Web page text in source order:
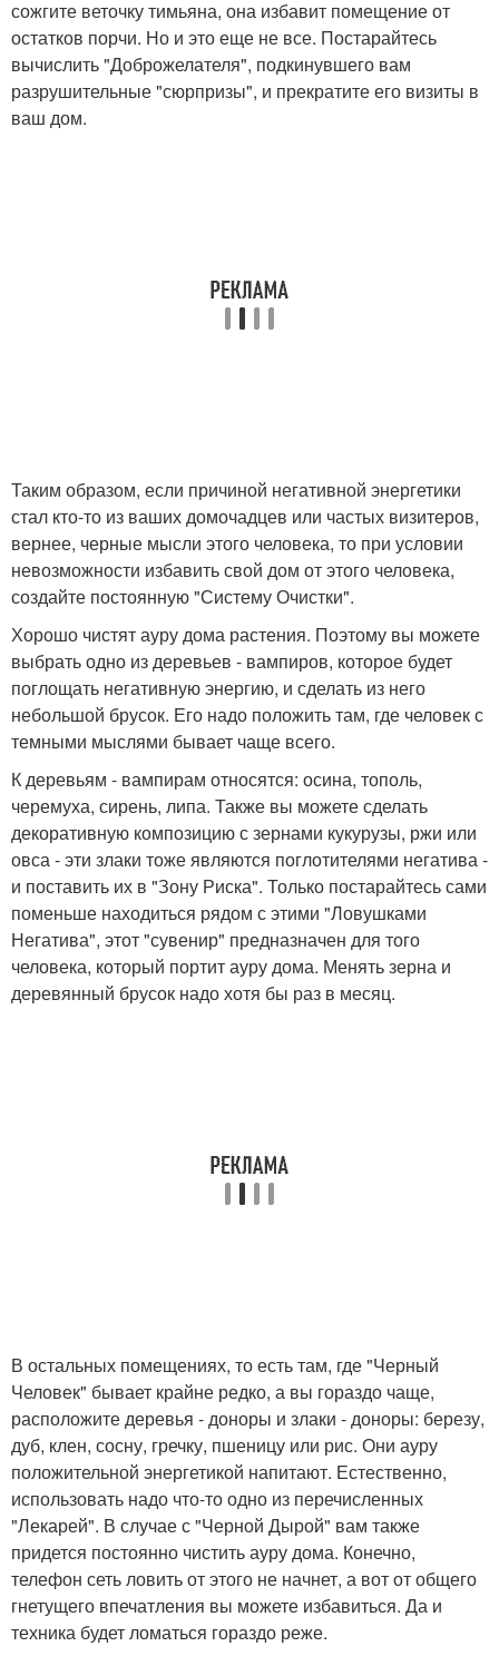
сожгите веточку тимьяна, она избавит помещение от
остатков порчи. Но и это еще не все. Постарайтесь
вычислить "Доброжелателя", подкинувшего вам
разрушительные "сюрпризы", и прекратите его визиты в
ваш дом.
Таким образом, если причиной негативной энергетики
стал кто-то из ваших домочадцев или частых визитеров,
вернее, черные мысли этого человека, то при условии
невозможности избавить свой дом от этого человека,
создайте постоянную "Систему Очистки".
Хорошо чистят ауру дома растения. Поэтому вы можете
выбрать одно из деревьев - вампиров, которое будет
поглощать негативную энергию, и сделать из него
небольшой брусок. Его надо положить там, где человек с
темными мыслями бывает чаще всего.
К деревьям - вампирам относятся: осина, тополь,
черемуха, сирень, липа. Также вы можете сделать
декоративную композицию с зернами кукурузы, ржи или
овса - эти злаки тоже являются поглотителями негатива -
и поставить их в "Зону Риска". Только постарайтесь сами
поменьше находиться рядом с этими "Ловушками
Негатива", этот "сувенир" предназначен для того
человека, который портит ауру дома. Менять зерна и
деревянный брусок надо хотя бы раз в месяц.
В остальных помещениях, то есть там, где "Черный
Человек" бывает крайне редко, а вы гораздо чаще,
расположите деревья - доноры и злаки - доноры: березу,
дуб, клен, сосну, гречку, пшеницу или рис. Они ауру
положительной энергетикой напитают. Естественно,
использовать надо что-то одно из перечисленных
"Лекарей". В случае с "Черной Дырой" вам также
придется постоянно чистить ауру дома. Конечно,
телефон сеть ловить от этого не начнет, а вот от общего
гнетущего впечатления вы можете избавиться. Да и
техника будет ломаться гораздо реже.